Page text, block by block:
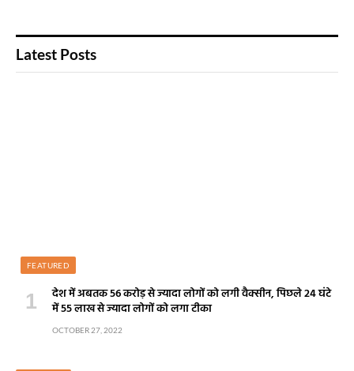
Latest Posts
FEATURED
देश में अबतक 56 करोड़ से ज्यादा लोगों को लगी वैक्सीन, पिछले 24 घंटे
में 55 लाख से ज्यादा लोगों को लगा टीका
OCTOBER 27, 2022